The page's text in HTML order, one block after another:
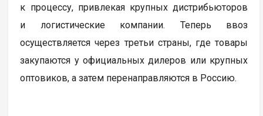
к процессу, привлекая крупных дистрибьюторов
и логистические компании. Теперь ввоз
осуществляется через третьи страны, где товары
закупаются у официальных дилеров или крупных
оптовиков, а затем перенаправляются в Россию.